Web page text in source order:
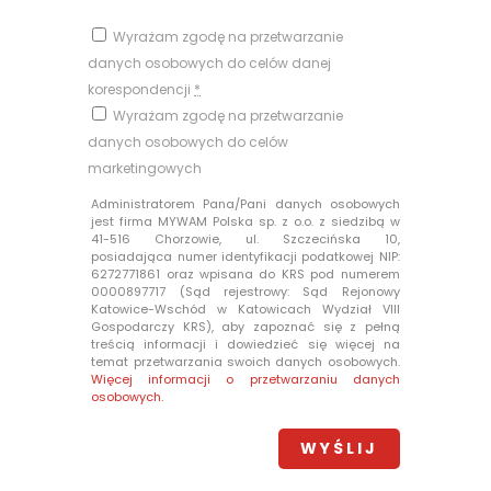
Wyrażam zgodę na przetwarzanie
danych osobowych do celów danej
korespondencji *
Wyrażam zgodę na przetwarzanie
danych osobowych do celów
marketingowych
Administratorem Pana/Pani danych osobowych
jest firma MYWAM Polska sp. z o.o. z siedzibą w
41-516 Chorzowie, ul. Szczecińska 10,
posiadająca numer identyfikacji podatkowej NIP:
6272771861 oraz wpisana do KRS pod numerem
0000897717 (Sąd rejestrowy: Sąd Rejonowy
Katowice-Wschód w Katowicach Wydział VIII
Gospodarczy KRS), aby zapoznać się z pełną
treścią informacji i dowiedzieć się więcej na
temat przetwarzania swoich danych osobowych.
Więcej informacji o przetwarzaniu danych
osobowych.